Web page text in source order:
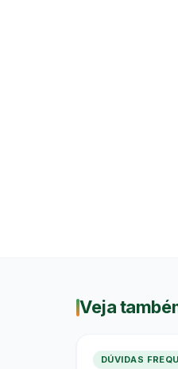
Veja
DÚVIDAS